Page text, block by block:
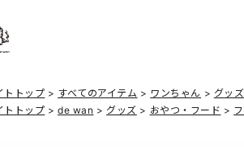
トトップ すべてのアイテム ワンちゃん
グッズ
トトップ
de wan グッズ おやつ・フード